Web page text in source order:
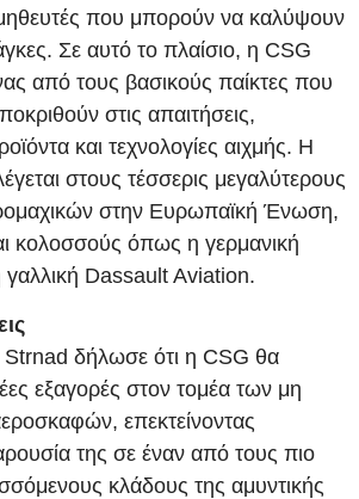
που μπορούν να καλύψουν
Σε αυτό το πλαίσιο, η CSG
από τους βασικούς παίκτες που
στις απαιτήσεις,
και τεχνολογίες αιχμής. Η
στους τέσσερις μεγαλύτερους
στην Ευρωπαϊκή Ένωση,
κολοσσούς όπως η γερμανική
Dassault Aviation.
δήλωσε ότι η CSG θα
εξαγορές στον τομέα των μη
επεκτείνοντας
της σε έναν από τους πιο
κλάδους της αμυντικής